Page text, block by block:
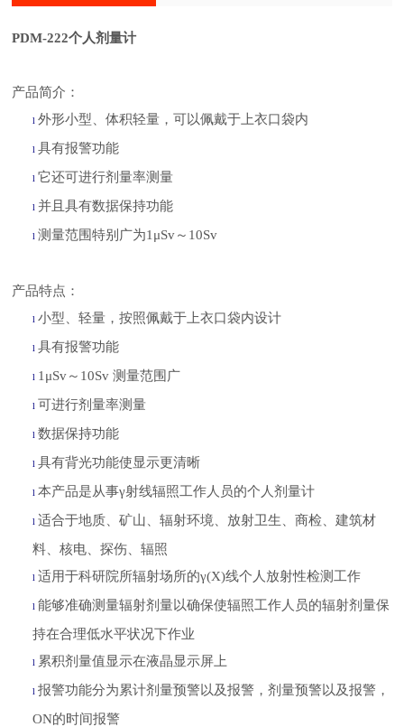
PDM-222个人剂量计
产品简介：
l外形小型、体积轻量，可以佩戴于上衣口袋内
l具有报警功能
l它还可进行剂量率测量
l并且具有数据保持功能
l测量范围特别广为1μSv～10Sv
产品特点：
l小型、轻量，按照佩戴于上衣口袋内设计
l具有报警功能
l 1μSv～10Sv 测量范围广
l 可进行剂量率测量
l数据保持功能
l具有背光功能使显示更清晰
l本产品是从事γ射线辐照工作人员的个人剂量计
l适合于地质、矿山、辐射环境、放射卫生、商检、建筑材
料、核电、探伤、辐照
l适用于科研院所辐射场所的γ(X)线个人放射性检测工作
l 能够准确测量辐射剂量以确保使辐照工作人员的辐射剂量保
持在合理低水平状况下作业
l 累积剂量值显示在液晶显示屏上
l报警功能分为累计剂量预警以及报警，剂量预警以及报警，
ON的时间报警